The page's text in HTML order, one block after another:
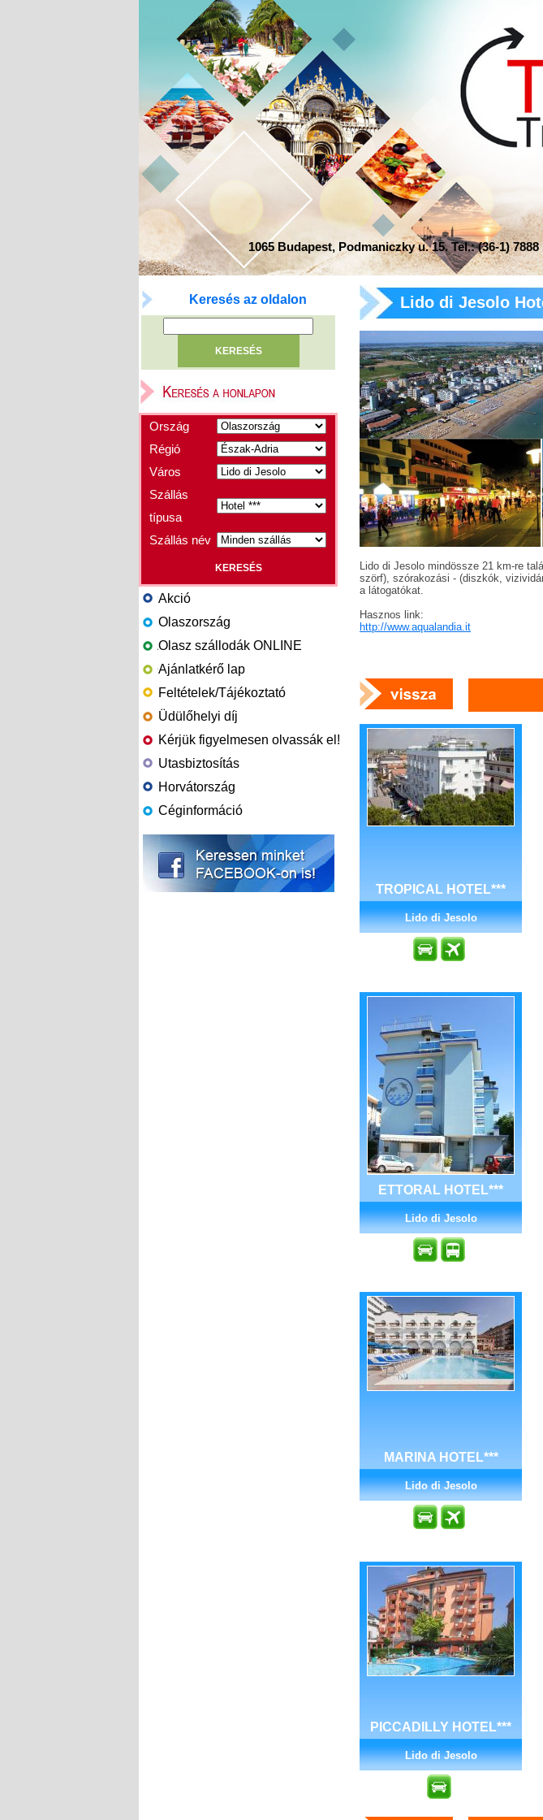
1065 Budapest, Podmaniczky u. 15. Tel.: (36-1)
Lido di Jesolo
Lido di Jesolo mindössze 21 km-re
szörf), szórakozási - (diszkók,
a látogatókat.
Hasznos link:
http://www.aqualandia.it
TROPICAL HOTEL***
Lido di Jesolo
ETTORAL HOTEL***
Lido di Jesolo
MARINA HOTEL***
Lido di Jesolo
PICCADILLY HOTEL***
Lido di Jesolo
Keresés az oldalon
Ország
Régió
Város
Szállás
típusa
Szállás név
Akció
Olaszország
Olasz szállodák ONLINE
Ajánlatkérő lap
Feltételek/Tájékoztató
Üdülőhelyi díj
Kérjük figyelmesen olvassák el!
Utasbiztosítás
Horvátország
Céginformáció